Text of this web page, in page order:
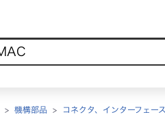
> 機構部品 > コネクタ、インターフェース